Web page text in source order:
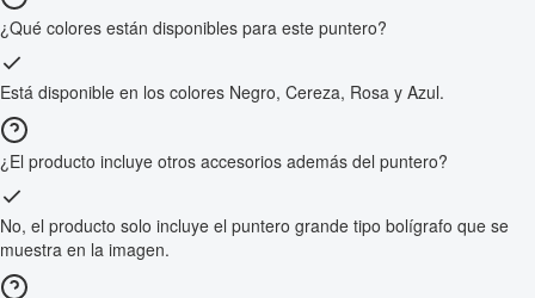
¿Qué colores están disponibles para este puntero?
Está disponible en los colores Negro, Cereza, Rosa y Azul.
¿El producto incluye otros accesorios además del puntero?
No, el producto solo incluye el puntero grande tipo bolígrafo que se
muestra en la imagen.